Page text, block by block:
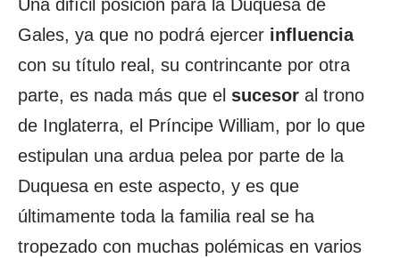
Una difícil posición para la Duquesa de
Gales, ya que no podrá ejercer influencia
con su título real, su contrincante por otra
parte, es nada más que el sucesor al trono
de Inglaterra, el Príncipe William, por lo que
estipulan una ardua pelea por parte de la
Duquesa en este aspecto, y es que
últimamente toda la familia real se ha
tropezado con muchas polémicas en varios